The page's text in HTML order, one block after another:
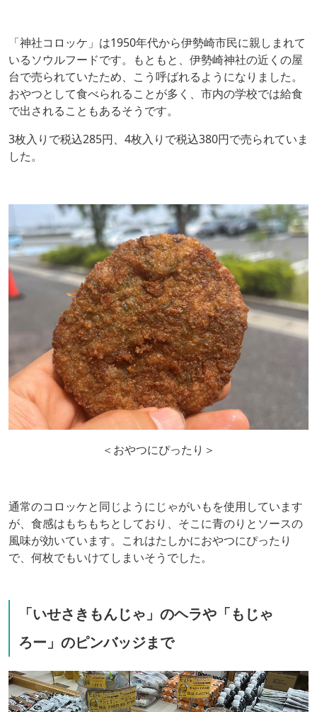
「神社コロッケ」は1950年代から伊勢崎市民に親しまれて
いるソウルフードです。もともと、伊勢崎神社の近くの屋
台で売られていたため、こう呼ばれるようになりました。
おやつとして食べられることが多く、市内の学校では給食
で出されることもあるそうです。
3枚入りで税込285円、4枚入りで税込380円で売られていま
した。
＜おやつにぴったり＞
通常のコロッケと同じようにじゃがいもを使用しています
が、食感はもちもちとしており、そこに青のりとソースの
風味が効いています。これはたしかにおやつにぴったり
で、何枚でもいけてしまいそうでした。
「いせさきもんじゃ」のヘラや「もじゃ
ろー」のピンバッジまで